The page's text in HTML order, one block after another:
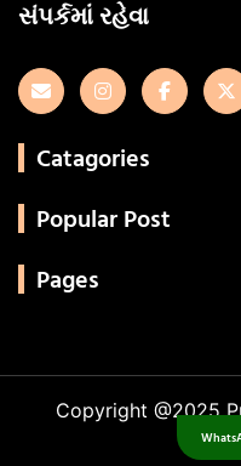
સંપર્કમાં રહેવા
Catagories
Popular Post
Pages
Copyright @2025